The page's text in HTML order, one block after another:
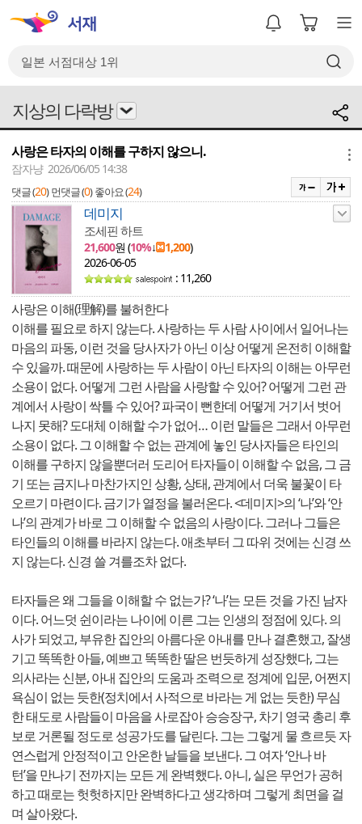
지상의 다락방
사랑은 타자의 이해를 구하지 않으니.
잠자냥 2026/06/05 14:38
댓글 (20) 먼댓글 (0) 좋아요 (24)
데미지
조세핀 하트
21,600원 (10%↓ 1,200)
2026-06-05
: 11,260
사랑은 이해(理解)를 불허한다
이해를 필요로 하지 않는다. 사랑하는 두 사람 사이에서 일어나는
마음의 파동, 이런 것을 당사자가 아닌 이상 어떻게 온전히 이해할
수 있을까. 때문에 사랑하는 두 사람이 아닌 타자의 이해는 아무런
소용이 없다. 어떻게 그런 사람을 사랑할 수 있어? 어떻게 그런 관
계에서 사랑이 싹틀 수 있어? 파국이 뻔한데 어떻게 거기서 벗어
나지 못해? 도대체 이해할 수가 없어… 이런 말들은 그래서 아무런
소용이 없다. 그 이해할 수 없는 관계에 놓인 당사자들은 타인의
이해를 구하지 않을뿐더러 도리어 타자들이 이해할 수 없음, 그 금
기 또는 금지나 마찬가지인 상황, 상태, 관계에서 더욱 불꽃이 타
오르기 마련이다. 금기가 열정을 불러온다. <데미지>의 ‘나’와 ‘안
나’의 관계가 바로 그 이해할 수 없음의 사랑이다. 그러나 그들은
타인들의 이해를 바라지 않는다. 애초부터 그 따위 것에는 신경 쓰
지 않는다. 신경 쓸 겨를조차 없다.
타자들은 왜 그들을 이해할 수 없는가? ‘나’는 모든 것을 가진 남자
이다. 어느덧 쉰이라는 나이에 이른 그는 인생의 정점에 있다. 의
사가 되었고, 부유한 집안의 아름다운 아내를 만나 결혼했고, 잘생
기고 똑똑한 아들, 예쁘고 똑똑한 딸은 번듯하게 성장했다, 그는
의사라는 신분, 아내 집안의 도움과 조력으로 정계에 입문, 어쩐지
욕심이 없는 듯한(정치에서 사적으로 바라는 게 없는 듯한) 무심
한 태도로 사람들이 마음을 사로잡아 승승장구, 차기 영국 총리 후
보로 거론될 정도로 성공가도를 달린다. 그는 그렇게 물 흐르듯 자
연스럽게 안정적이고 안온한 날들을 보낸다. 그 여자 ‘안나 바
턴’을 만나기 전까지는 모든 게 완벽했다. 아니, 실은 무언가 공허
하고 때로는 헛헛하지만 완벽하다고 생각하며 그렇게 최면을 걸
며 살아왔다.